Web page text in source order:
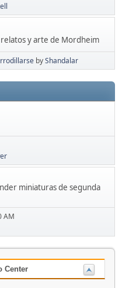
y arte de Mordheim
byShandalar
miniaturas de segunda
AM
Center